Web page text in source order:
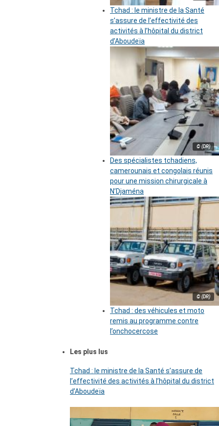
Tchad : le ministre de la Santé
s’assure de l’effectivité des
activités à l’hôpital du district
d’Aboudeïa
© (DR)
Des spécialistes tchadiens,
camerounais et congolais réunis
pour une mission chirurgicale à
N’Djaména
© (DR)
Tchad : des véhicules et moto
remis au programme contre
l’onchocercose
Les plus lus
Tchad : le ministre de la Santé s’assure de
l’effectivité des activités à l’hôpital du district
d’Aboudeïa